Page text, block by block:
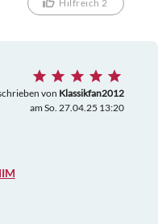
Hilfreich 2
von Klassikfan2012
am So. 27.04.25 13:20